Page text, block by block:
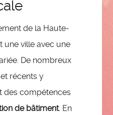
de la Haute-
une ville avec une
De nombreux
récents y
des compétences
de bâtiment. En